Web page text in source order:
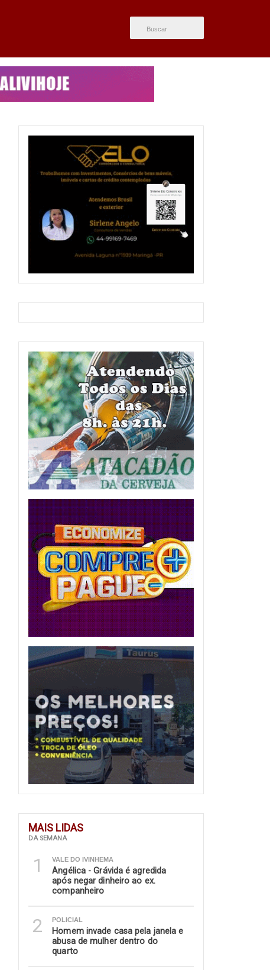
MAIS LIDAS
DA SEMANA
1 VALE DO IVINHEMA
Angélica - Grávida é agredida
após negar dinheiro ao ex.
companheiro
2 POLICIAL
Homem invade casa pela janela e
abusa de mulher dentro do
quarto